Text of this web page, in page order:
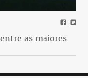
as maiores